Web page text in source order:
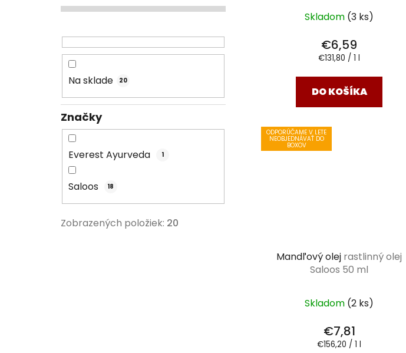
Na sklade 20
Značky
Everest Ayurveda 1
Saloos 18
Zobrazených položiek: 20
Skladom (3 ks)
€6,59
Jednotková
€131,80 / 1 l
DO KOŠÍKA
ODPORÚČAME V LETE
NEOBJEDNÁVAŤ DO
BOXOV
Mandľový olej rastlinný olej
Saloos 50 ml
Skladom (2 ks)
€7,81
Jednotková
€156,20 / 1 l